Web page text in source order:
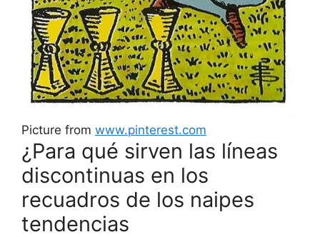
Picture from www.pinterest.com
¿Para qué sirven las líneas
discontinuas en los
recuadros de los naipes
tendencias